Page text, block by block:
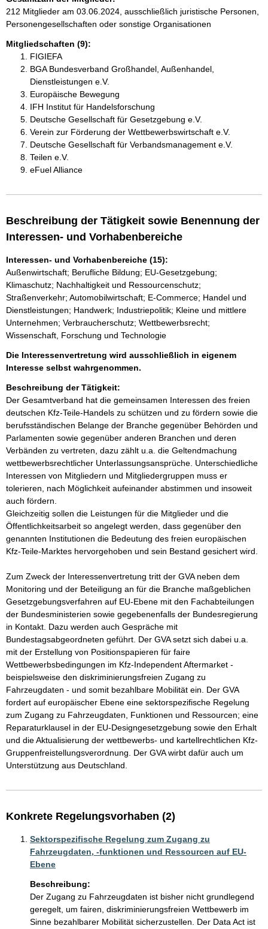
212 Mitglieder am 03.06.2024, ausschließlich juristische Personen,
Personengesellschaften oder sonstige Organisationen
Mitgliedschaften (9):
FIGIEFA
BGA Bundesverband Großhandel, Außenhandel,
Dienstleistungen e.V.
Europäische Bewegung
IFH Institut für Handelsforschung
Deutsche Gesellschaft für Gesetzgebung e.V.
Verein zur Förderung der Wettbewerbswirtschaft e.V.
Deutsche Gesellschaft für Verbandsmanagement e.V.
Teilen e.V.
eFuel Alliance
Beschreibung der Tätigkeit sowie Benennung der
Interessen- und Vorhabenbereiche
Interessen- und Vorhabenbereiche (15):
Außenwirtschaft; Berufliche Bildung; EU-Gesetzgebung;
Klimaschutz; Nachhaltigkeit und Ressourcenschutz;
Straßenverkehr; Automobilwirtschaft; E-Commerce; Handel und
Dienstleistungen; Handwerk; Industriepolitik; Kleine und mittlere
Unternehmen; Verbraucherschutz; Wettbewerbsrecht;
Wissenschaft, Forschung und Technologie
Die Interessenvertretung wird ausschließlich in eigenem
Interesse selbst wahrgenommen.
Beschreibung der Tätigkeit:
Der Gesamtverband hat die gemeinsamen Interessen des freien
deutschen Kfz-Teile-Handels zu schützen und zu fördern sowie die
berufsständischen Belange der Branche gegenüber Behörden und
Parlamenten sowie gegenüber anderen Branchen und deren
Verbänden zu vertreten, dazu zählt u.a. die Geltendmachung
wettbewerbsrechtlicher Unterlassungsansprüche. Unterschiedliche
Interessen von Mitgliedern und Mitgliedergruppen muss er
tolerieren, nach Möglichkeit aufeinander abstimmen und insoweit
auch fördern.
Gleichzeitig sollen die Leistungen für die Mitglieder und die
Öffentlichkeitsarbeit so angelegt werden, dass gegenüber den
genannten Institutionen die Bedeutung des freien europäischen
Kfz-Teile-Marktes hervorgehoben und sein Bestand gesichert wird.
Zum Zweck der Interessenvertretung tritt der GVA neben dem
Monitoring und der Beteiligung an für die Branche maßgeblichen
Gesetzgebungsverfahren auf EU-Ebene mit den Fachabteilungen
der Bundesministerien sowie gegebenenfalls der Bundesregierung
in Kontakt. Dazu werden auch Gespräche mit
Bundestagsabgeordneten geführt. Der GVA setzt sich dabei u.a.
mit der Erstellung von Positionspapieren für faire
Wettbewerbsbedingungen im Kfz-Independent Aftermarket -
beispielsweise den diskriminierungsfreien Zugang zu
Fahrzeugdaten - und somit bezahlbare Mobilität ein. Der GVA
fordert auf europäischer Ebene eine sektorspezifische Regelung
zum Zugang zu Fahrzeugdaten, Funktionen und Ressourcen; eine
Reparaturklausel in der EU-Designgesetzgebung sowie den Erhalt
und die Aktualisierung der wettbewerbs- und kartellrechtlichen Kfz-
Gruppenfreistellungsverordnung. Der GVA wirbt dafür auch um
Konkrete Regelungsvorhaben (2)
Sektorspezifische Regelung zum Zugang zu
Fahrzeugdaten, -funktionen und Ressourcen auf EU-
Ebene
Beschreibung:
Der Zugang zu Fahrzeugdaten ist bisher nicht grundlegend
geregelt, um fairen, diskriminierungsfreien Wettbewerb im
Sinne bezahlbarer Mobilität sicherzustellen. Der Data Act ist